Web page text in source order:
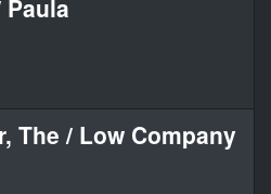
Paula
The / Low Company